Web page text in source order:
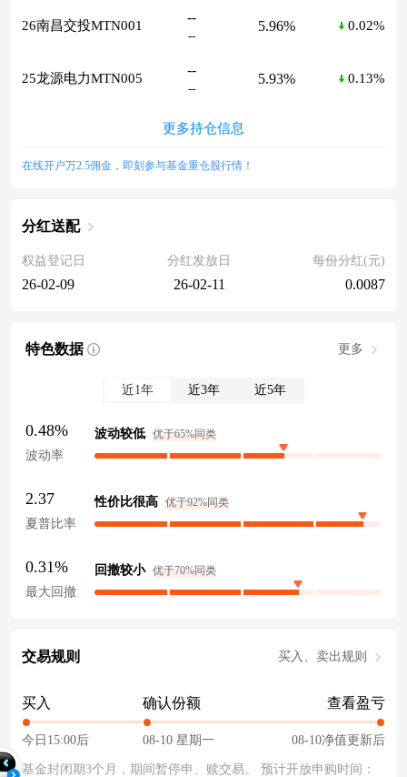
26南昌交投MTN001
--
--
5.96% 0.02%
25龙源电力MTN005
--
--
5.93% 0.13%
更多持仓信息
在线开户万2.5佣金，即刻参与基金重仓股行情！
分红送配
权益登记日
26-02-09
分红发放日
26-02-11
每份分红(元)
0.0087
特色数据 更多
近1年 近3年 近5年
0.48%
波动率
波动较低 优于65%同类
2.37
夏普比率
性价比很高 优于92%同类
0.31%
最大回撤
回撤较小 优于70%同类
交易规则 买入、卖出规则
买入
今日15:00后
确认份额
08-10 星期一
查看盈亏
08-10净值更新后
基金封闭期3个月，期间暂停申、赎交易。 预计开放申购时间：